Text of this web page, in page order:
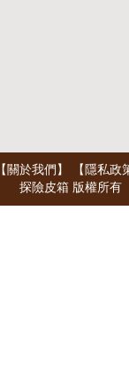
【關於我們】
【隱私政
探險皮箱 版權所有